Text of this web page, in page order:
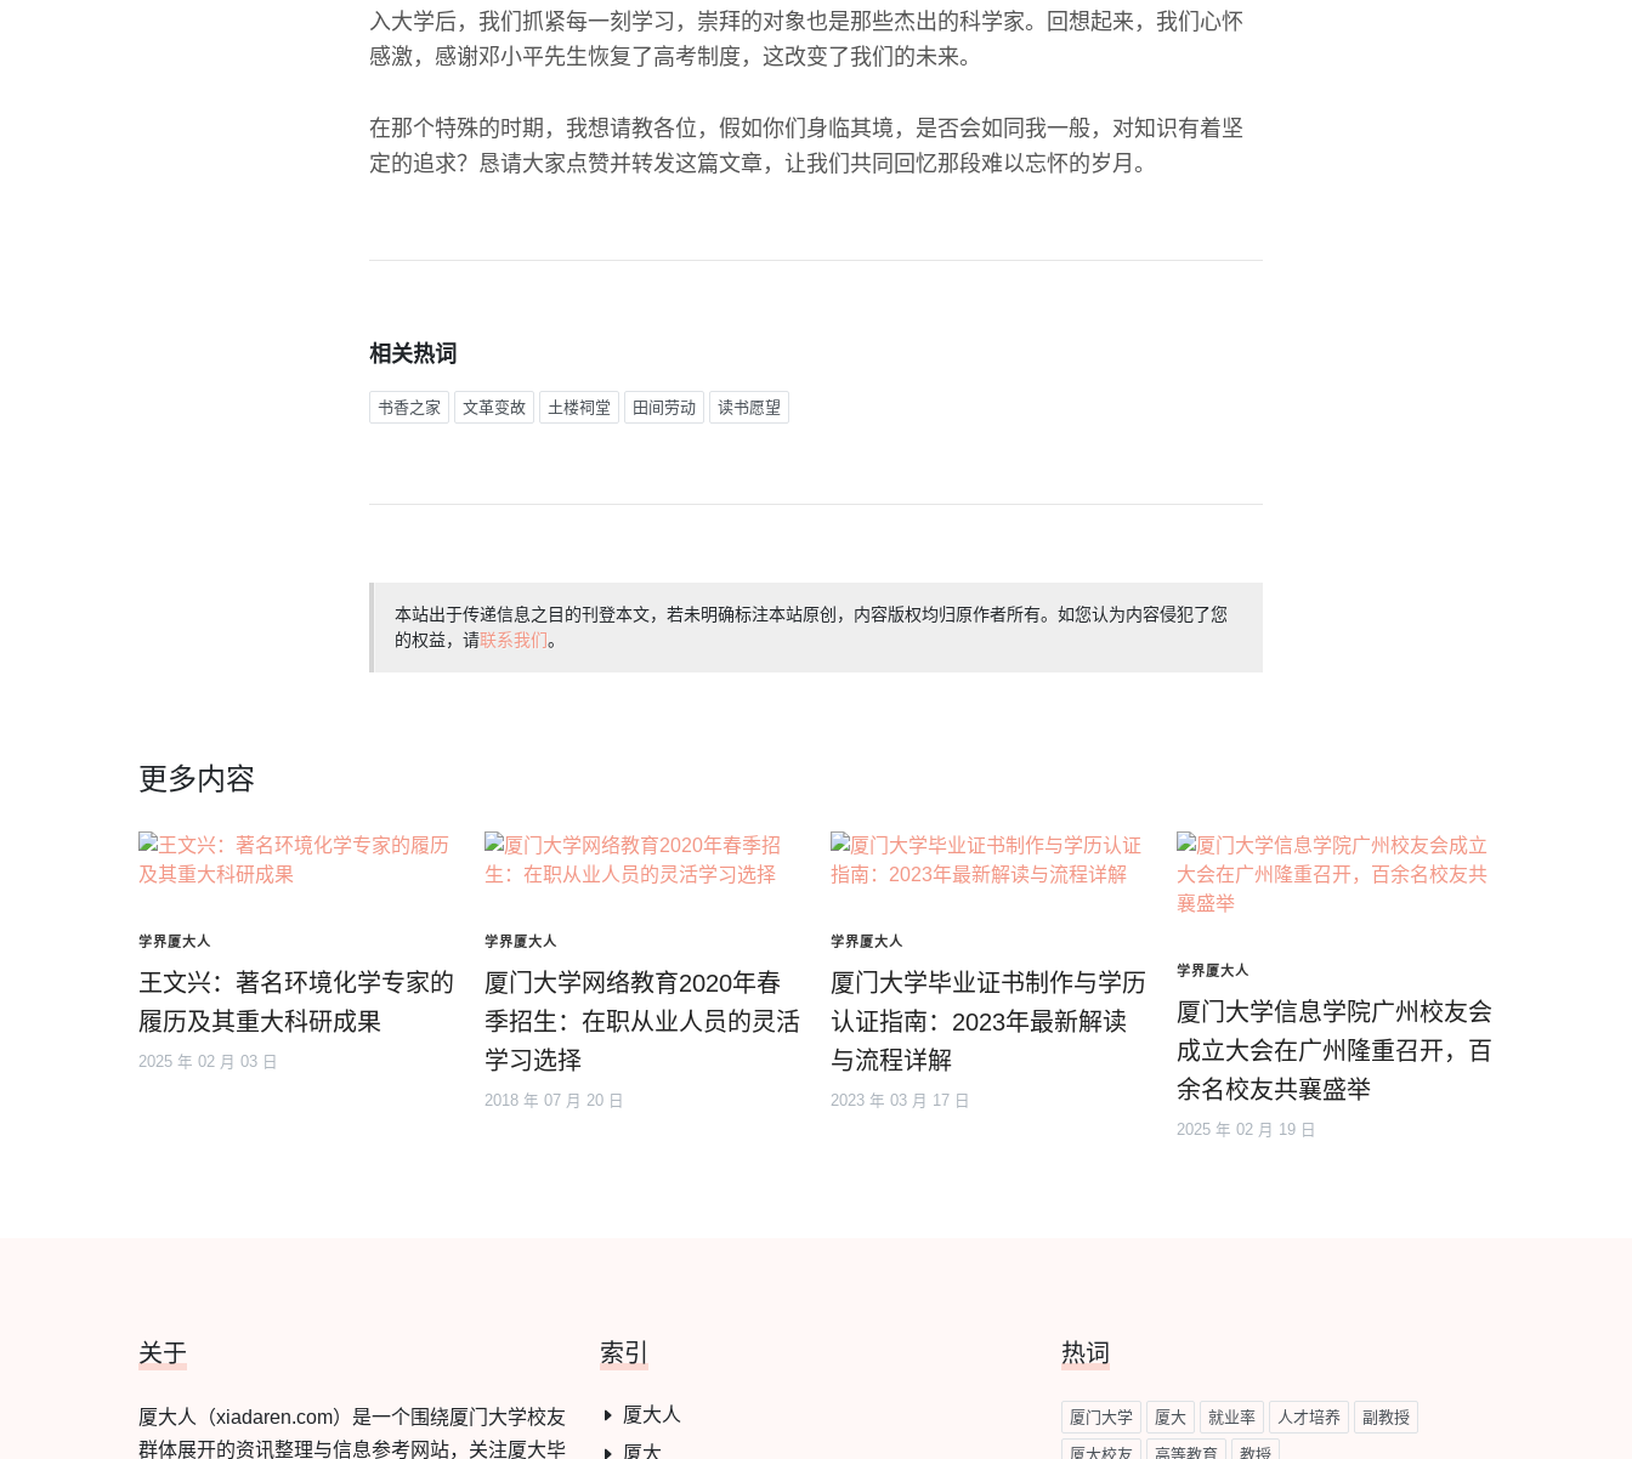
入大学后，我们抓紧每一刻学习，崇拜的对象也是那些杰出的科学家。回想起来，我们心怀
感激，感谢邓小平先生恢复了高考制度，这改变了我们的未来。
在那个特殊的时期，我想请教各位，假如你们身临其境，是否会如同我一般，对知识有着坚
定的追求？恳请大家点赞并转发这篇文章，让我们共同回忆那段难以忘怀的岁月。
相关热词
书香之家 文革变故 土楼祠堂 田间劳动 读书愿望
本站出于传递信息之目的刊登本文，若未明确标注本站原创，内容版权均归原作者所有。如您认为内容侵犯了您
的权益，请联系我们。
更多内容
学界厦大人
王文兴：著名环境化学专家的
履历及其重大科研成果
2025 年 02 月 03 日
学界厦大人
厦门大学网络教育2020年春
季招生：在职从业人员的灵活
学习选择
2018 年 07 月 20 日
学界厦大人
厦门大学毕业证书制作与学历
认证指南：2023年最新解读
与流程详解
2023 年 03 月 17 日
学界厦大人
厦门大学信息学院广州校友会
成立大会在广州隆重召开，百
余名校友共襄盛举
2025 年 02 月 19 日
关于
厦大人（xiadaren.com）是一个围绕厦门大学校友
群体展开的资讯整理与信息参考网站，关注厦大毕
索引
厦大人
厦大
热词
厦门大学 厦大 就业率 人才培养 副教授
厦大校友 高等教育 教授